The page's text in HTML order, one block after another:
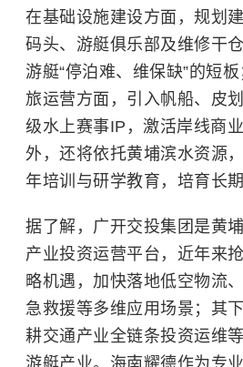
在基础设施建设方面，规划
码头、游艇俱乐部及维修干
游艇“停泊难、维保缺”的短
旅运营方面，引入帆船、皮
级水上赛事IP，激活岸线商
外，还将依托黄埔滨水资源
年培训与研学教育，培育长期
据了解，广开交投集团是黄
产业投资运营平台，近年来
略机遇，加快落地低空物流
急救援等多维应用场景；其
耕交通产业全链条投资运维
游艇产业。海南耀德作为专